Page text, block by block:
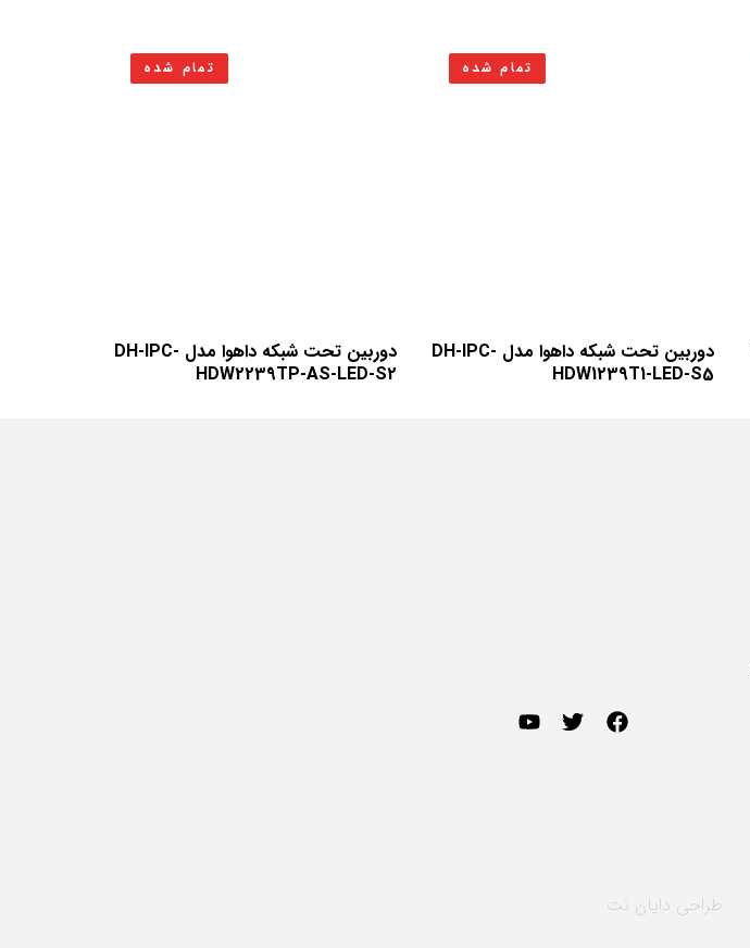
تمام شده
دوربین تحت شبکه داهوا مدل DH-IPC-
HDW1239T1-LED-S5
تمام شده
دوربین تحت شبکه داهوا مدل DH-IPC-
HDW2239TP-AS-LED-S2
طراحی دایان نت